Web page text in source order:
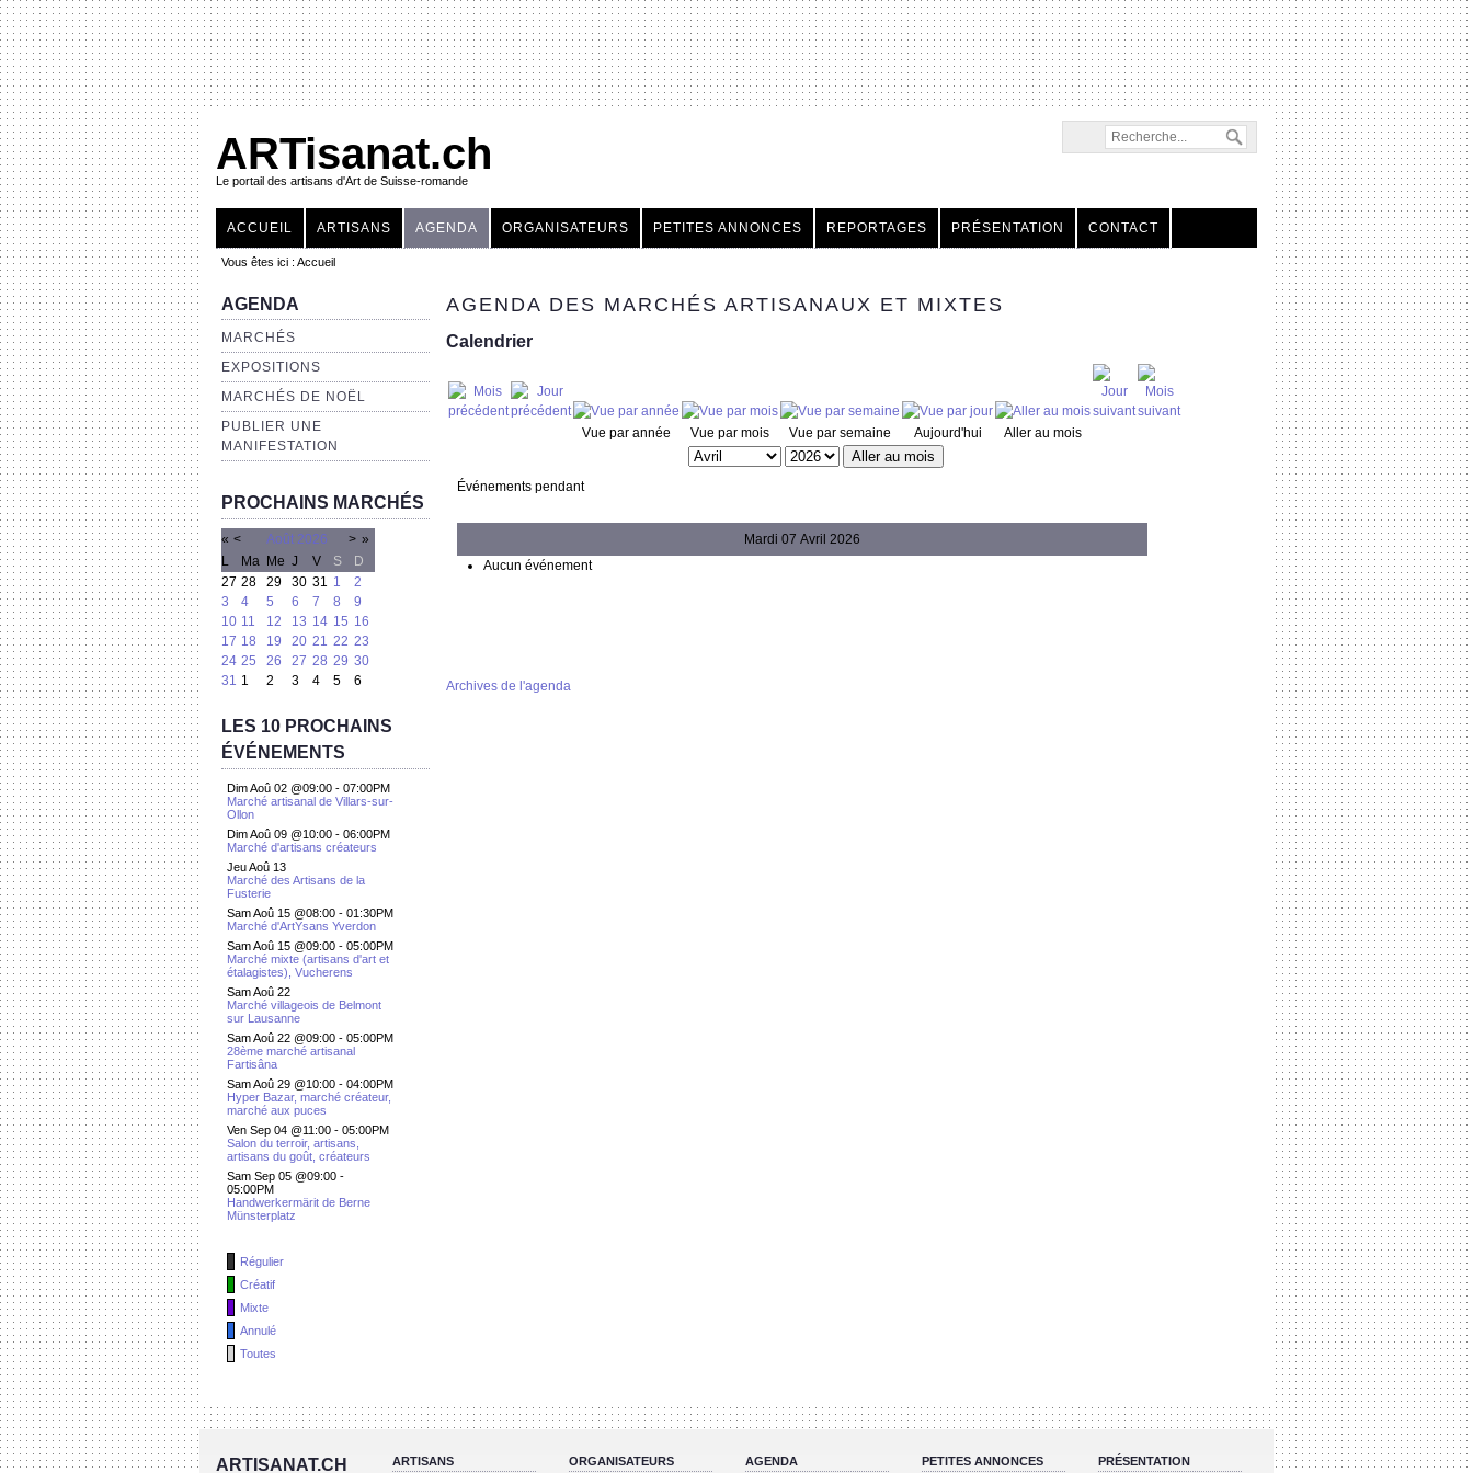
ARTisanat.ch
Le portail des artisans d'Art de Suisse-romande
ACCUEIL ARTISANS AGENDA ORGANISATEURS PETITES ANNONCES REPORTAGES PRÉSENTATION CONTACT
Vous êtes ici : Accueil
AGENDA
MARCHÉS
EXPOSITIONS
MARCHÉS DE NOËL
PUBLIER UNE
MANIFESTATION
PROCHAINS MARCHÉS
« < Août 2026 > »
L
Ma Me J V S
D
27 28 29 30 31 1
2
3
4 5 6 7 8
9
10 11 12 13 14 15 16
17 18 19 20 21 22 23
24 25 26 27 28 29 30
31 1 2 3 4 5 6
LES 10 PROCHAINS
ÉVÉNEMENTS
Dim Aoû 02 @09:00 - 07:00PM
Marché artisanal de Villars-sur-
Ollon
Dim Aoû 09 @10:00 - 06:00PM
Marché d'artisans créateurs
Jeu Aoû 13
Marché des Artisans de la
Fusterie
Sam Aoû 15 @08:00 - 01:30PM
Marché d'ArtYsans Yverdon
Sam Aoû 15 @09:00 - 05:00PM
Marché mixte (artisans d'art et
étalagistes), Vucherens
Sam Aoû 22
Marché villageois de Belmont
sur Lausanne
Sam Aoû 22 @09:00 - 05:00PM
28ème marché artisanal
Fartisâna
Sam Aoû 29 @10:00 - 04:00PM
Hyper Bazar, marché créateur,
marché aux puces
Ven Sep 04 @11:00 - 05:00PM
Salon du terroir, artisans,
artisans du goût, créateurs
Sam Sep 05 @09:00 -
05:00PM
Handwerkermärit de Berne
Münsterplatz
Régulier
Créatif
Mixte
Annulé
Toutes
AGENDA DES MARCHÉS ARTISANAUX ET MIXTES
Calendrier
Vue par année Vue par mois Vue par semaine Aujourd'hui Aller au mois
Aller au mois
Événements pendant
Mardi 07 Avril 2026
Aucun événement
Archives de l'agenda
ARTISANAT.CH ARTISANS ORGANISATEURS AGENDA PETITES ANNONCES PRÉSENTATION